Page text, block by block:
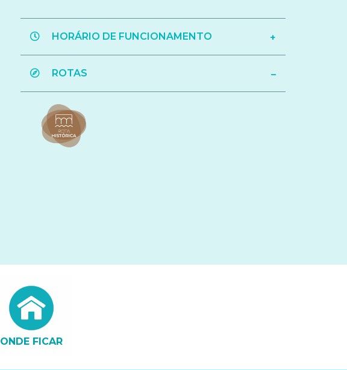
HORÁRIO DE FUNCIONAMENTO
ROTAS
ONDE FICAR